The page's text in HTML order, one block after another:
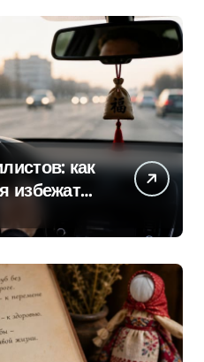
как
избежать